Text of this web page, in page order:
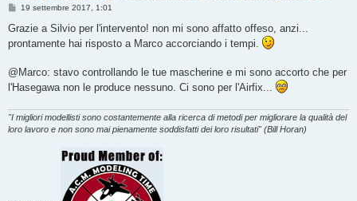
M
s
a
i
o
19 settembre 2017, 1:01
Grazie a Silvio per l'intervento! non mi sono affatto offeso, anzi...
prontamente hai risposto a Marco accorciando i tempi.
@Marco: stavo controllando le tue mascherine e mi sono accorto che per
l'Hasegawa non le produce nessuno. Ci sono per l'Airfix...
"I migliori modellisti sono costantemente alla ricerca di metodi per migliorare la qualità del
loro lavoro e non sono mai pienamente soddisfatti dei loro risultati" (Bill Horan)